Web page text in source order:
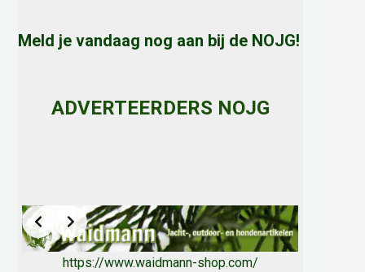
Meld je vandaag nog aan bij de NOJG!
ADVERTEERDERS NOJG
https://www.waidmann-shop.com/